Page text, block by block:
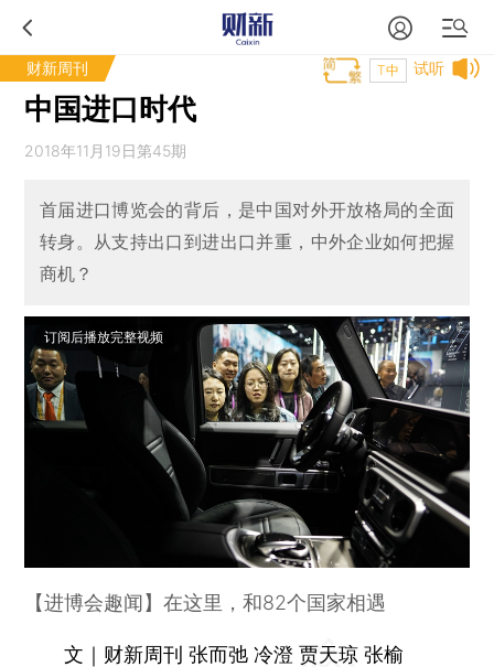
财新周刊 试听
T中
中国进口时代
2018年11月19日第45期
首届进口博览会的背后，是中国对外开放格局的全面
转身。从支持出口到进出口并重，中外企业如何把握
商机？
订阅后播放完整视频
【进博会趣闻】在这里，和82个国家相遇
文｜财新周刊 张而弛 冷澄 贾天琼 张榆